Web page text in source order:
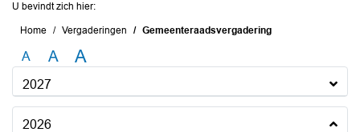
U bevindt zich hier:
Home Vergaderingen Gemeenteraadsvergadering
A A A
2027
2026